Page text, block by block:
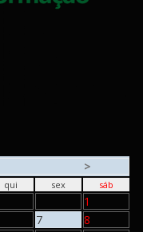
>
qui sex sáb
1
7
8